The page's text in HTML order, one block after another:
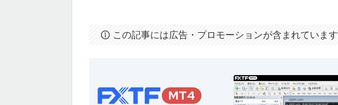
この記事には広告・プロモーションが含まれています